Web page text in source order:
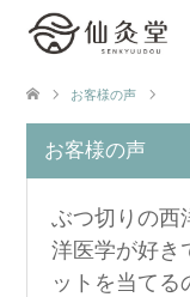
お客様の声
お客様の声
ぶつ切りの西
洋医学が好き
ットを当てる